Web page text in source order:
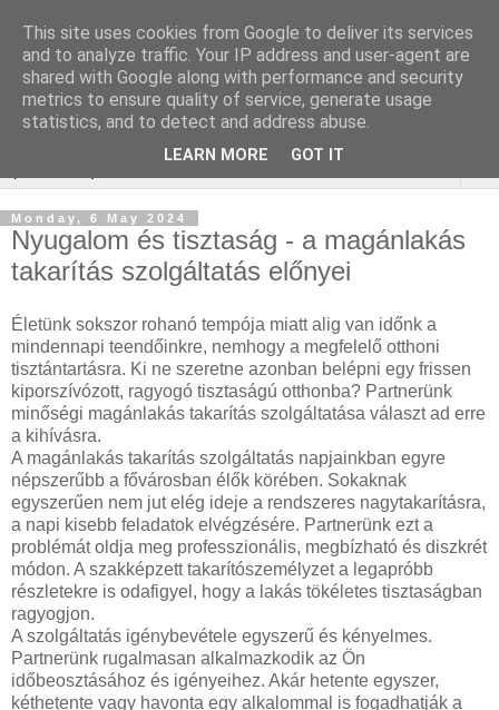
Online marketing - Teljes
körű marketing megoldások
Monday, 6 May 2024
Nyugalom és tisztaság - a magánlakás
takarítás szolgáltatás előnyei
Életünk sokszor rohanó tempója miatt alig van időnk a
mindennapi teendőinkre, nemhogy a megfelelő otthoni
tisztántartásra. Ki ne szeretne azonban belépni egy frissen
kiporszívózott, ragyogó tisztaságú otthonba? Partnerünk
minőségi magánlakás takarítás szolgáltatása választ ad erre
a kihívásra.
A magánlakás takarítás szolgáltatás napjainkban egyre
népszerűbb a fővárosban élők körében. Sokaknak
egyszerűen nem jut elég ideje a rendszeres nagytakarításra,
a napi kisebb feladatok elvégzésére. Partnerünk ezt a
problémát oldja meg professzionális, megbízható és diszkrét
módon. A szakképzett takarítószemélyzet a legapróbb
részletekre is odafigyel, hogy a lakás tökéletes tisztaságban
ragyogjon.
A szolgáltatás igénybevétele egyszerű és kényelmes.
Partnerünk rugalmasan alkalmazkodik az Ön
időbeosztásához és igényeihez. Akár hetente egyszer,
kéthetente vagy havonta egy alkalommal is fogadhatják a
This site uses cookies from Google to deliver its services
and to analyze traffic. Your IP address and user-agent are
shared with Google along with performance and security
metrics to ensure quality of service, generate usage
statistics, and to detect and address abuse.
LEARN MORE GOT IT